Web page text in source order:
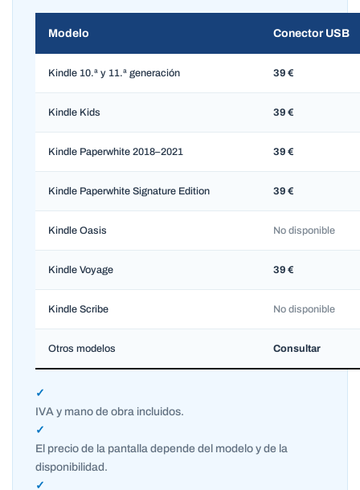
Modelo Conector USB
Kindle 10.ª y 11.ª generación 39 €
Kindle Kids 39 €
Kindle Paperwhite 2018–2021 39 €
Kindle Paperwhite Signature Edition 39 €
Kindle Oasis No disponible
Kindle Voyage 39 €
Kindle Scribe No disponible
Otros modelos Consultar
✓
IVA y mano de obra incluidos.
✓
El precio de la pantalla depende del modelo y de la
disponibilidad.
✓